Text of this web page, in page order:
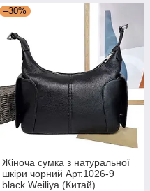
–30%
Жіноча сумка з натуральної
шкіри чорний Арт.1026-9
black Weiliya (Китай)